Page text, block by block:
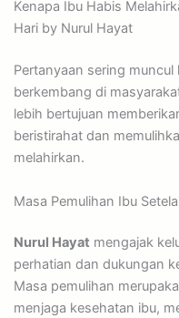
Kenapa Ibu Habis
Hari by Nurul Hayat
Pertanyaan sering
berkembang di
lebih bertujuan
beristirahat dan
melahirkan.
Masa Pemulihan Ibu
Nurul Hayat mengajak
perhatian dan dukungan
Masa pemulihan
menjaga kesehatan ibu,